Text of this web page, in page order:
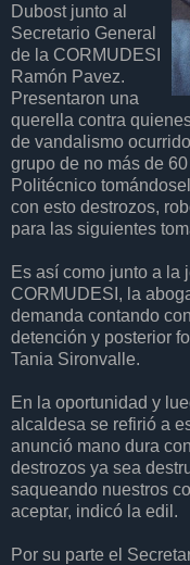
Dubost junto al
Secretario General
de la CORMUDESI
Ramón Pavez.
Presentaron una
querella contra
de vandalismo
grupo de no más de
Politécnico
con esto destrozos,
para las siguientes
Es así como junto a la
CORMUDESI, la
demanda contando
detención y posterior
Tania Sironvalle.
En la oportunidad y
alcaldesa se refirió a
anunció mano dura
destrozos ya sea
saqueando nuestros
aceptar, indicó la edil.
Por su parte el